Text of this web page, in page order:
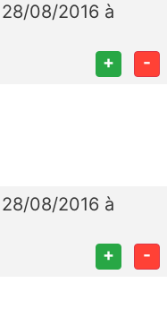
08/2016 à
+ -
08/2016 à
+ -